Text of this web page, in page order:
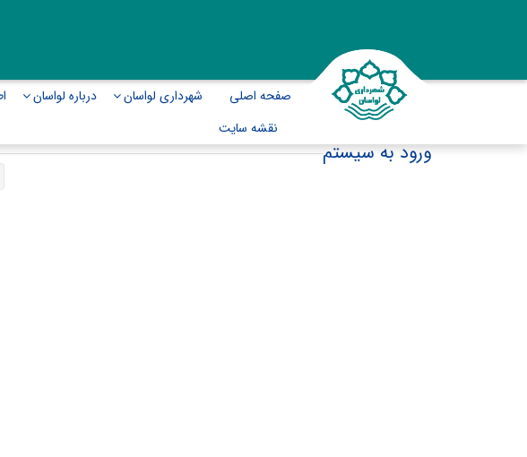
صفحه اصلی شهرداری لواسان درباره لواسان
نقشه سایت
ورود به سیستم